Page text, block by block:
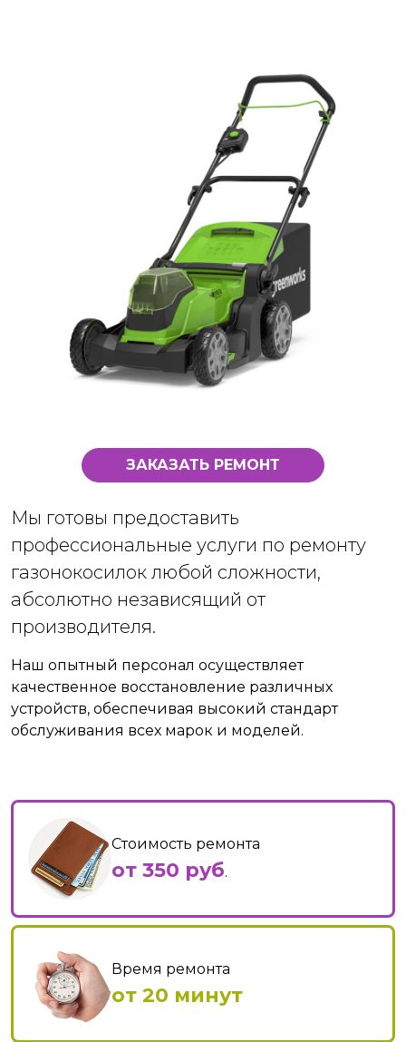
ЗАКАЗАТЬ РЕМОНТ
Мы готовы предоставить
профессиональные услуги по ремонту
газонокосилок любой сложности,
абсолютно независящий от
производителя.
Наш опытный персонал осуществляет
качественное восстановление различных
устройств, обеспечивая высокий стандарт
обслуживания всех марок и моделей.
Стоимость ремонта
от 350 руб.
Время ремонта
от 20 минут